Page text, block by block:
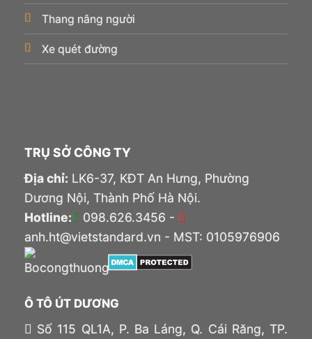
Thang nâng người
Xe quét đường
TRỤ SỞ CÔNG TY
Địa chỉ: LK6-37, KĐT An Hưng, Phường
Dương Nội, Thành Phố Hà Nội.
Hotline:
098.626.3456 -
anh.ht@vietstandard.vn - MST: 0105976906
Ô TÔ ÚT DƯƠNG
Số 115 QL1A, P. Ba Láng, Q. Cái Răng, TP.